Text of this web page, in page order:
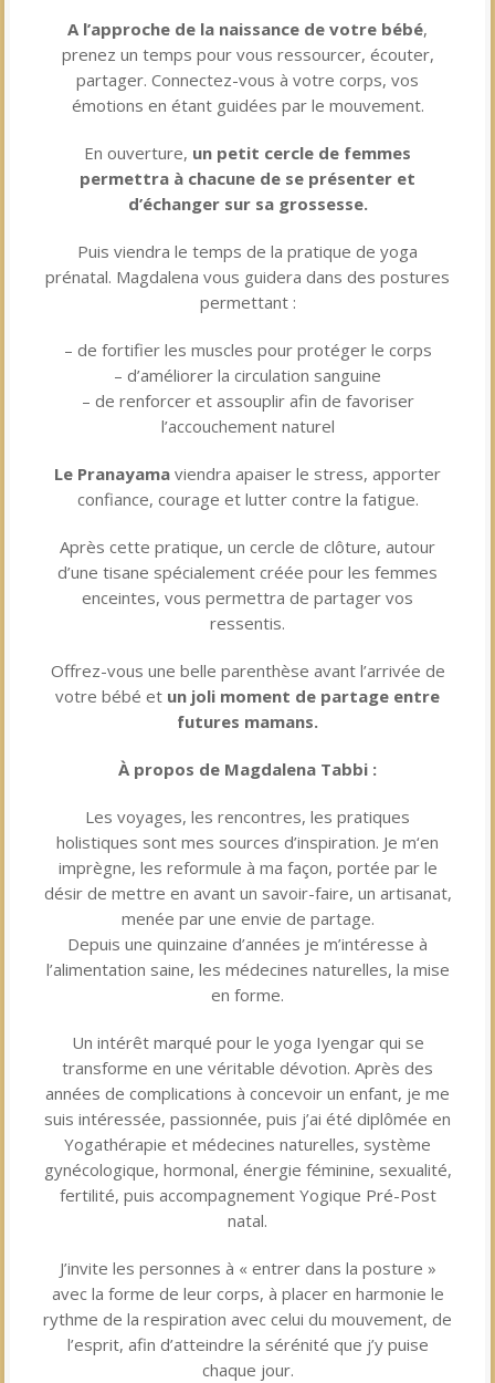
A l’approche de la naissance de votre bébé,
prenez un temps pour vous ressourcer, écouter,
partager. Connectez-vous à votre corps, vos
émotions en étant guidées par le mouvement.
En ouverture, un petit cercle de femmes
permettra à chacune de se présenter et
d’échanger sur sa grossesse.
Puis viendra le temps de la pratique de yoga
prénatal. Magdalena vous guidera dans des postures
permettant :
– de fortifier les muscles pour protéger le corps
– d’améliorer la circulation sanguine
– de renforcer et assouplir afin de favoriser
l’accouchement naturel
Le Pranayama viendra apaiser le stress, apporter
confiance, courage et lutter contre la fatigue.
Après cette pratique, un cercle de clôture, autour
d’une tisane spécialement créée pour les femmes
enceintes, vous permettra de partager vos
ressentis.
Offrez-vous une belle parenthèse avant l’arrivée de
votre bébé et un joli moment de partage entre
futures mamans.
À propos de Magdalena Tabbi :
Les voyages, les rencontres, les pratiques
holistiques sont mes sources d’inspiration. Je m‘en
imprègne, les reformule à ma façon, portée par le
désir de mettre en avant un savoir-faire, un artisanat,
menée par une envie de partage.
Depuis une quinzaine d’années je m’intéresse à
l’alimentation saine, les médecines naturelles, la mise
en forme.
Un intérêt marqué pour le yoga Iyengar qui se
transforme en une véritable dévotion. Après des
années de complications à concevoir un enfant, je me
suis intéressée, passionnée, puis j’ai été diplômée en
Yogathérapie et médecines naturelles, système
gynécologique, hormonal, énergie féminine, sexualité,
fertilité, puis accompagnement Yogique Pré-Post
natal.
J’invite les personnes à « entrer dans la posture »
avec la forme de leur corps, à placer en harmonie le
rythme de la respiration avec celui du mouvement, de
l’esprit, afin d’atteindre la sérénité que j’y puise
chaque jour.